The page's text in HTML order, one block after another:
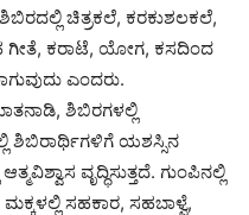
ಚಿತ್ರಕಲೆ, ಕರಕುಶಲಕಲೆ,
ಗೀತೆ, ಕರಾಟೆ, ಯೋಗ, ಕಸದಿಂದ
ಎಂದರು.
ಶಿಬಿರಗಳಲ್ಲಿ
ಶಿಬಿರಾರ್ಥಿಗಳಿಗೆ ಯಶಸ್ಸಿನ
ವೃದ್ಧಿಸುತ್ತದೆ. ಗುಂಪಿನಲ್ಲಿ
ಸಹಕಾರ, ಸಹಬಾಳ್ವೆ,